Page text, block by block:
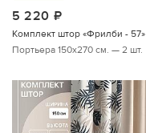
5 220
Комплект штор «Фрилби - 57»
Портьера 150х270 см. — 2 шт.